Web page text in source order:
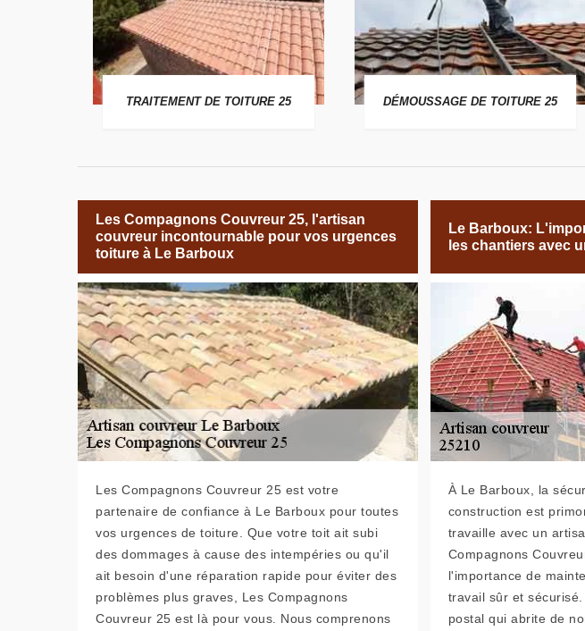
TRAITEMENT DE TOITURE 25 DÉMOUSSAGE DE TOITURE 25
Les Compagnons Couvreur 25, l'artisan
couvreur incontournable pour vos urgences
toiture à Le Barboux
Les Compagnons Couvreur 25 est votre
partenaire de confiance à Le Barboux pour toutes
vos urgences de toiture. Que votre toit ait subi
des dommages à cause des intempéries ou qu'il
ait besoin d'une réparation rapide pour éviter des
problèmes plus graves, Les Compagnons
Couvreur 25 est là pour vous. Nous comprenons
Le Barboux:
les chantiers avec
À Le Barboux, la
construction est
travaille avec un
Compagnons
l'importance de
travail sûr et
postal qui abrite de